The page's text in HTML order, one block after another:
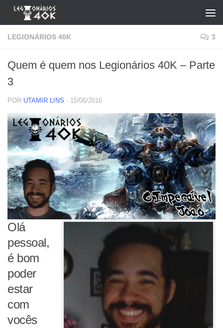
Skip to content
LEGIONÁRIOS 40K 3
Quem é quem nos Legionários 40K – Parte
3
POR UTAMIR LINS · 15/06/2016
Olá
pessoal,
é bom
poder
estar
com
vocês